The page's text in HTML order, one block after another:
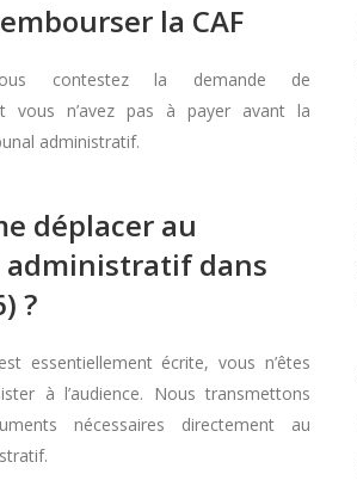
la CAF
contestez la demande de
vous n’avez pas à payer avant la
administratif.
déplacer au
dans
?
essentiellement écrite, vous n’êtes
à l’audience. Nous transmettons
nécessaires directement au